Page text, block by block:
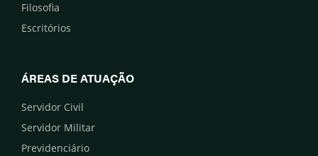
Filosofia
Escritórios
ÁREAS DE ATUAÇÃO
Servidor Civil
Servidor Militar
Previdenciário